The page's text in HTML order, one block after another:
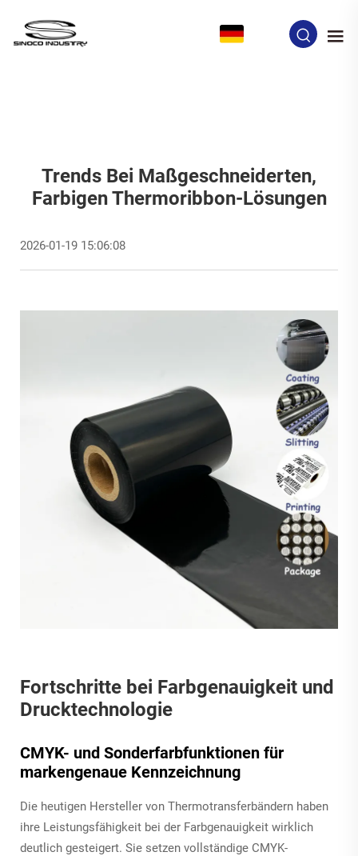
Trends Bei Maßgeschneiderten,
Farbigen Thermoribbon-Lösungen
2026-01-19 15:06:08
Fortschritte bei Farbgenauigkeit und
Drucktechnologie
CMYK- und Sonderfarbfunktionen für
markengenaue Kennzeichnung
Die heutigen Hersteller von Thermotransferbändern haben
ihre Leistungsfähigkeit bei der Farbgenauigkeit wirklich
deutlich gesteigert. Sie setzen vollständige CMYK-